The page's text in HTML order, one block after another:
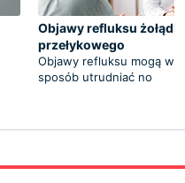
Objawy refluksu
przełykowego
Objawy refluksu mogą w
sposób utrudniać no